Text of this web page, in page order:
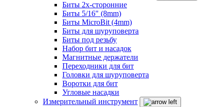
Биты 2х-сторонние
Биты 5/16" (8mm)
Биты MicroBit (4mm)
Биты для шуруповерта
Биты под резьбу
Набор бит и насадок
Магнитные держатели
Переходники для бит
Головки для шуруповерта
Воротки для бит
Угловые насадки
Измерительный инструмент